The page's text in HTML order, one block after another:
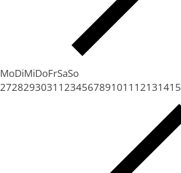
MoDiMiDoFrSaSo
2728293031 1234567891011 12131415